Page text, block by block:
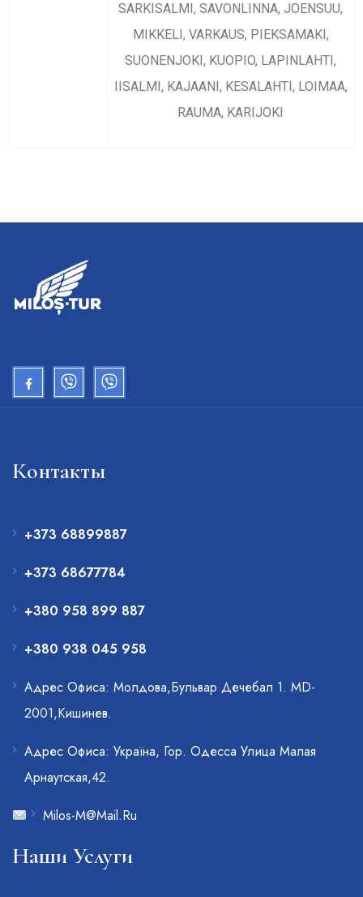
SARKISALMI, SAVONLINNA, JOENSUU,
MIKKELI, VARKAUS, PIEKSAMAKI,
SUONENJOKI, KUOPIO, LAPINLAHTI,
IISALMI, KAJAANI, KESALAHTI, LOIMAA,
RAUMA, KARIJOKI
Контакты
+373 68899887
+373 68677784
+380 958 899 887
+380 938 045 958
Адрес Офиса: Молдова,Бульвар Дечебал 1. MD-
2001,Кишинев.
Адрес Офиса: Украïна, Гор. Одесса Улица Малая
Арнаутская,42.
Milos-M@Mail.Ru
Наши Услуги